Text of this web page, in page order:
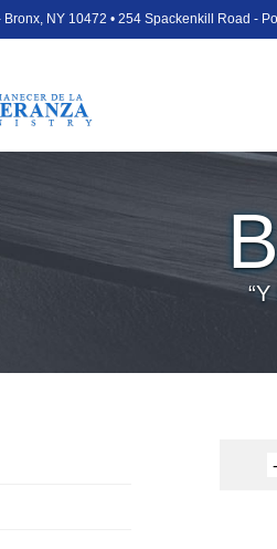
Bronx, NY 10472 • 254 Spackenkill Road -